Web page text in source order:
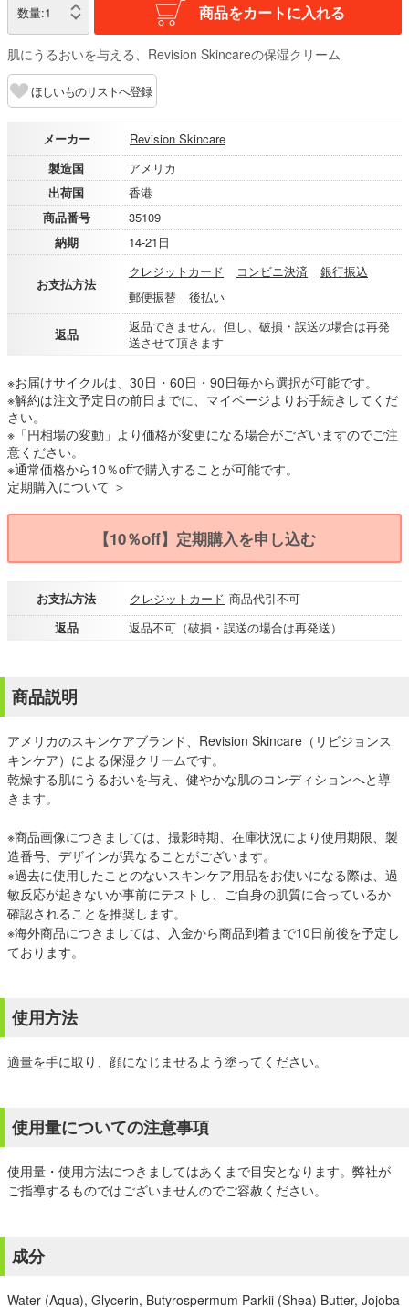
数量:1 商品をカートに入れる
肌にうるおいを与える、Revision Skincareの保湿クリーム
ほしいものリストへ登録
メーカー
Revision Skincare
製造国
アメリカ
出荷国
香港
商品番号
35109
納期
14-21日
お支払方法
クレジットカード コンビニ決済
銀行振込
郵便振替
後払い
返品
返品できません。但し、破損・誤送の場合は再発
送させて頂きます
※お届けサイクルは、30日・60日・90日毎から選択が可能です。
※解約は注文予定日の前日までに、マイページよりお手続きしてくだ
さい。
※「円相場の変動」より価格が変更になる場合がございますのでご注
意ください。
※通常価格から10％offで購入することが可能です。
定期購入について ＞
【10％off】定期購入を申し込む
お支払方法 クレジットカード 商品代引不可
返品
返品不可（破損・誤送の場合は再発送）
商品説明
アメリカのスキンケアブランド、Revision Skincare（リビジョンス
キンケア）による保湿クリームです。
乾燥する肌にうるおいを与え、健やかな肌のコンディションへと導
きます。
※商品画像につきましては、撮影時期、在庫状況により使用期限、製
造番号、デザインが異なることがございます。
※過去に使用したことのないスキンケア用品をお使いになる際は、過
敏反応が起きないか事前にテストし、ご自身の肌質に合っているか
確認されることを推奨します。
※海外商品につきましては、入金から商品到着まで10日前後を予定し
ております。
使用方法
適量を手に取り、顔になじませるよう塗ってください。
使用量についての注意事項
使用量・使用方法につきましてはあくまで目安となります。弊社が
ご指導するものではございませんのでご容赦ください。
成分
Water (Aqua), Glycerin, Butyrospermum Parkii (Shea) Butter, Jojoba